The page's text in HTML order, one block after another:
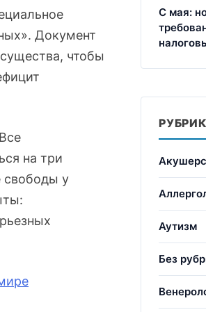
Документ
чтобы
на три
свободы у
С мая:
Аутизм
Без